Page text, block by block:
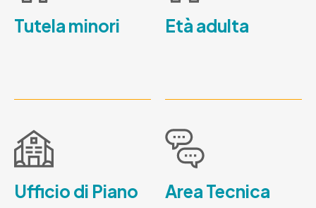
Tutela minori Età adulta
Ufficio di Piano Area Tecnica